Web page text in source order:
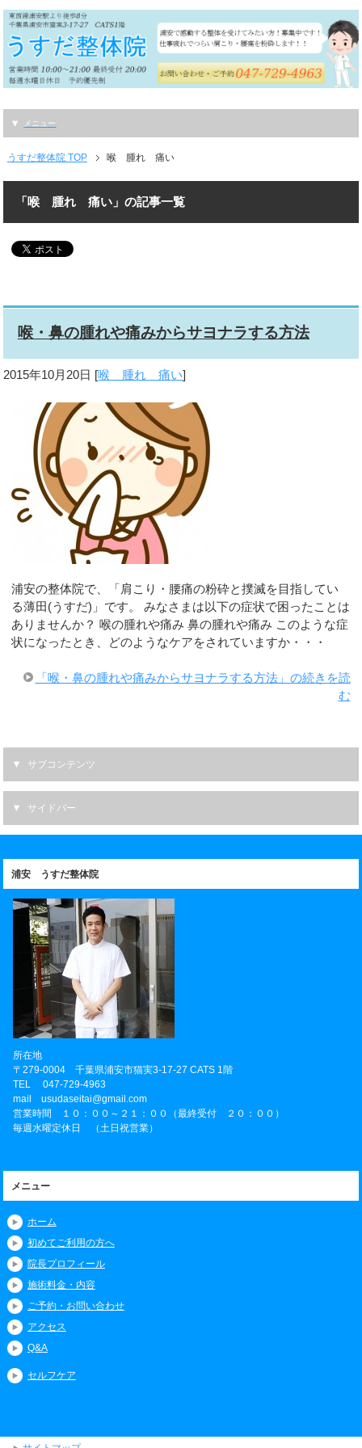
メニュー
うすだ整体院 TOP 喉 腫れ 痛い
「喉 腫れ 痛い」の記事一覧
喉・鼻の腫れや痛みからサヨナラする方法
2015年10月20日 [喉 腫れ 痛い]
浦安の整体院で、「肩こり・腰痛の粉砕と撲滅を目指してい
る薄田(うすだ)」です。 みなさまは以下の症状で困ったことは
ありませんか？ 喉の腫れや痛み 鼻の腫れや痛み このような症
状になったとき、どのようなケアをされていますか・・・
「喉・鼻の腫れや痛みからサヨナラする方法」の続きを読
む
サブコンテンツ
サイドバー
浦安 うすだ整体院
所在地
〒279-0004 千葉県浦安市猫実3-17-27 CATS 1階
TEL047-729-4963
mail usudaseitai@gmail.com
営業時間 １０：００～２１：００（最終受付 ２０：００）
毎週水曜定休日 （土日祝営業）
メニュー
ホーム
初めてご利用の方へ
院長プロフィール
施術料金・内容
ご予約・お問い合わせ
アクセス
Q&A
セルフケア